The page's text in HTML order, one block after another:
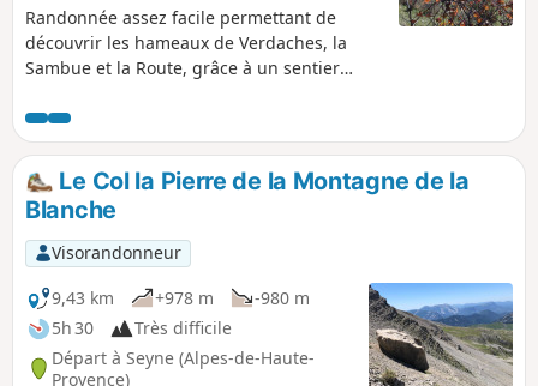
Randonnée assez facile permettant de
découvrir les hameaux de Verdaches, la
Sambue et la Route, grâce à un sentier
panoramas sur le Blayeul, en suivant un joli
circuit varié entre fermes, pâturages et
forêt.Le Col la Pierre de la Montagne de la
Blanche
Visorandonneur
9,43 km
+978 m
-980 m
5h 30
Très difficile
Départ à Seyne (Alpes-de-Haute-
Provence)